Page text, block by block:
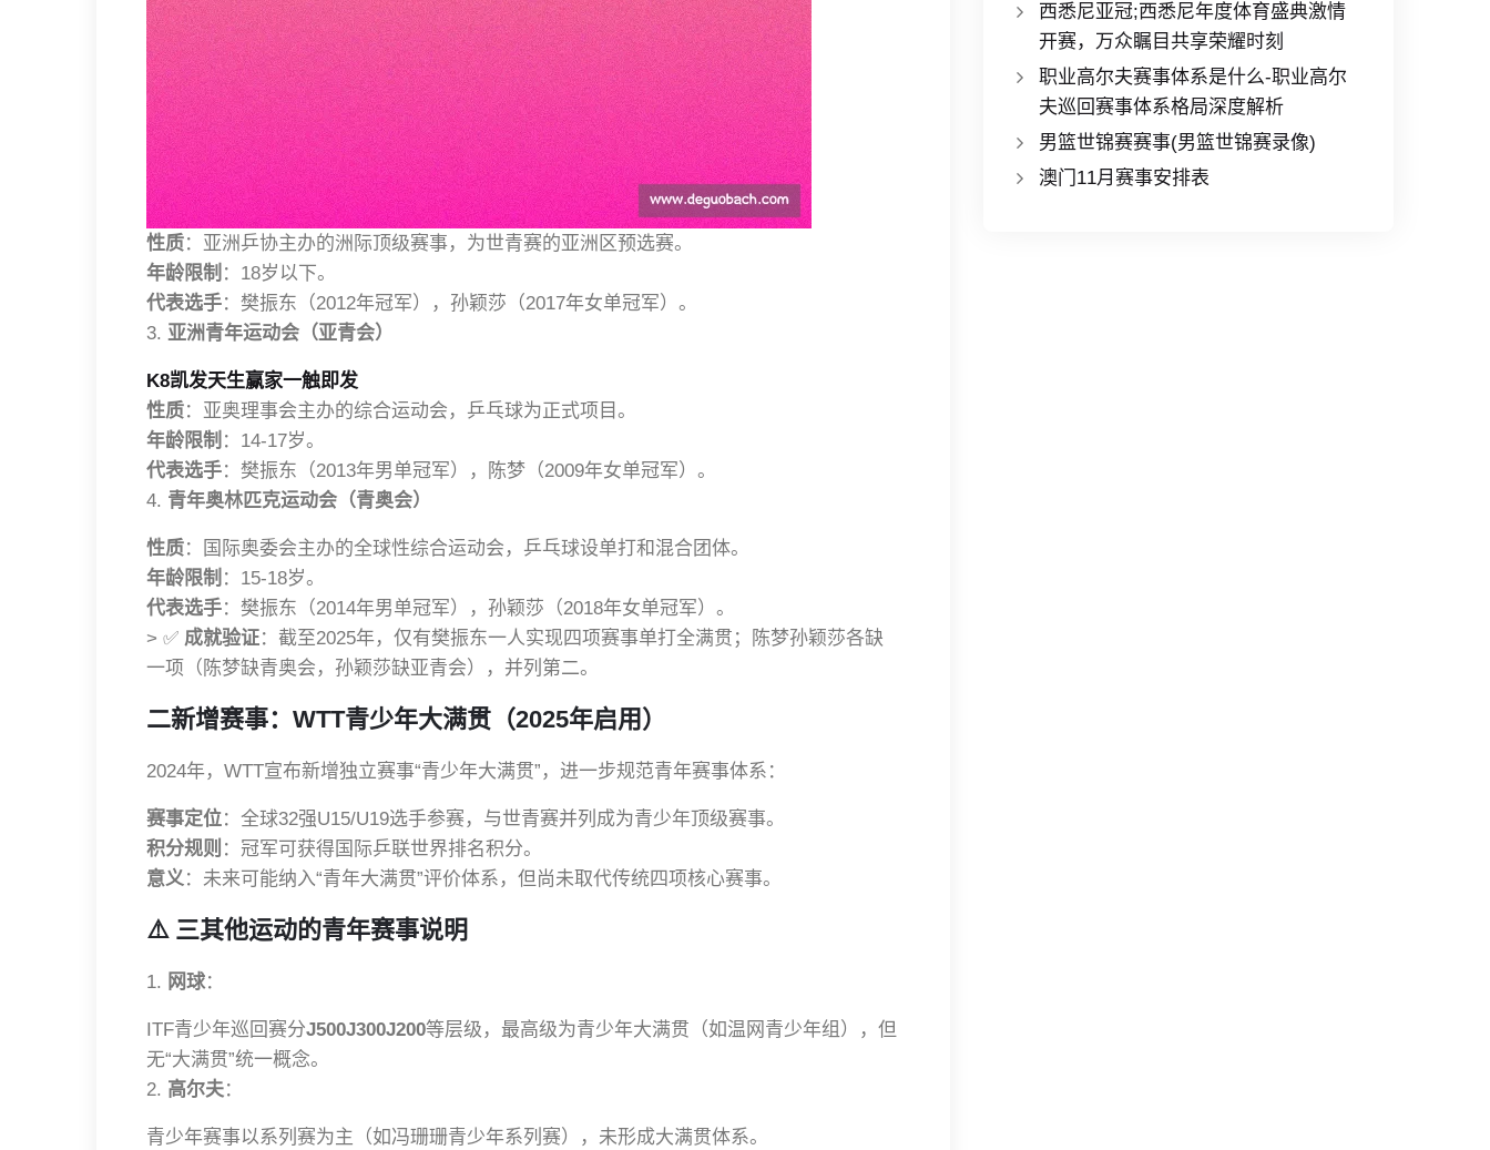
性质：亚洲乒协主办的洲际顶级赛事，为世青赛的亚洲区预选赛。
年龄限制 ：18岁以下。
代表选手：樊振东（2012年冠军），孙颖莎（2017年女单冠军）。
3. 亚洲青年运动会（亚青会）
K8凯发天生赢家一触即发
性质：亚奥理事会主办的综合运动会，乒乓球为正式项目。
年龄限制 ：14-17岁。
代表选手：樊振东（2013年男单冠军），陈梦（2009年女单冠军）。
4. 青年奥林匹克运动会（青奥会）
性质：国际奥委会主办的全球性综合运动会，乒乓球设单打和混合团体。
年龄限制 ：15-18岁。
代表选手：樊振东（2014年男单冠军），孙颖莎（2018年女单冠军）。
> ✅ 成就验证：截至2025年，仅有樊振东一人实现四项赛事单打全满贯；陈梦孙颖莎各缺
一项（陈梦缺青奥会，孙颖莎缺亚青会），并列第二。
二新增赛事：WTT青少年大满贯（2025年启用）
2024年，WTT宣布新增独立赛事“青少年大满贯”，进一步规范青年赛事体系：
赛事定位：全球32强U15/U19选手参赛，与世青赛并列成为青少年顶级赛事。
积分规则 ：冠军可获得国际乒联世界排名积分。
意义：未来可能纳入“青年大满贯”评价体系，但尚未取代传统四项核心赛事。
⚠️ 三其他运动的青年赛事说明
1. 网球：
ITF青少年巡回赛分J500J300J200等层级，最高级为青少年大满贯（如温网青少年组），但
无“大满贯”统一概念。
2. 高尔夫：
青少年赛事以系列赛为主（如冯珊珊青少年系列赛），未形成大满贯体系。
西悉尼亚冠;西悉尼年度体育盛典激情
开赛，万众瞩目共享荣耀时刻
职业高尔夫赛事体系是什么-职业高尔
夫巡回赛事体系格局深度解析
男篮世锦赛赛事(男篮世锦赛录像)
澳门11月赛事安排表